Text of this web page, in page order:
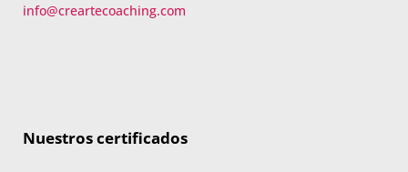
info@creartecoaching.com
Nuestros certificados